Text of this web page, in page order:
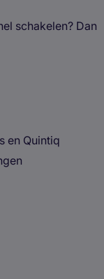
schakelen? Dan
en Quintiq